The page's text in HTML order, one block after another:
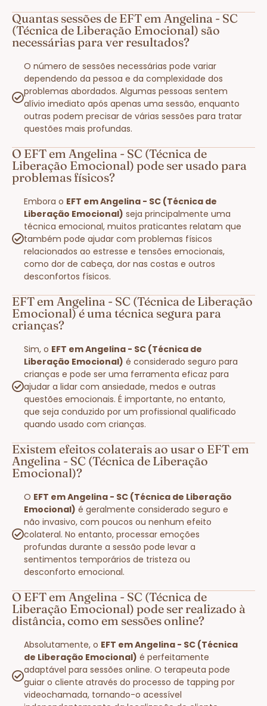
Quantas sessões de EFT em Angelina - SC
(Técnica de Liberação Emocional) são
necessárias para ver resultados?
O número de sessões necessárias pode variar
dependendo da pessoa e da complexidade dos
problemas abordados. Algumas pessoas sentem
alívio imediato após apenas uma sessão, enquanto
outras podem precisar de várias sessões para tratar
questões mais profundas.
O EFT em Angelina - SC (Técnica de
Liberação Emocional) pode ser usado para
problemas físicos?
Embora o EFT em Angelina - SC (Técnica de
Liberação Emocional) seja principalmente uma
técnica emocional, muitos praticantes relatam que
também pode ajudar com problemas físicos
relacionados ao estresse e tensões emocionais,
como dor de cabeça, dor nas costas e outros
desconfortos físicos.
EFT em Angelina - SC (Técnica de Liberação
Emocional) é uma técnica segura para
crianças?
Sim, o EFT em Angelina - SC (Técnica de
Liberação Emocional) é considerado seguro para
crianças e pode ser uma ferramenta eficaz para
ajudar a lidar com ansiedade, medos e outras
questões emocionais. É importante, no entanto,
que seja conduzido por um profissional qualificado
quando usado com crianças.
Existem efeitos colaterais ao usar o EFT em
Angelina - SC (Técnica de Liberação
Emocional)?
O EFT em Angelina - SC (Técnica de Liberação
Emocional) é geralmente considerado seguro e
não invasivo, com poucos ou nenhum efeito
colateral. No entanto, processar emoções
profundas durante a sessão pode levar a
sentimentos temporários de tristeza ou
desconforto emocional.
O EFT em Angelina - SC (Técnica de
Liberação Emocional) pode ser realizado à
distância, como em sessões online?
Absolutamente, o EFT em Angelina - SC (Técnica
de Liberação Emocional) é perfeitamente
adaptável para sessões online. O terapeuta pode
guiar o cliente através do processo de tapping por
videochamada, tornando-o acessível